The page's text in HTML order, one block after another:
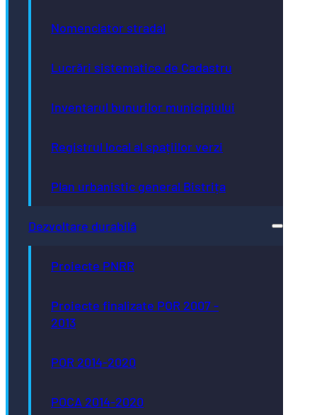
Nomenclator stradal
Lucrări sistematice de Cadastru
Inventarul bunurilor municipiului
Registrul local al spațiilor verzi
Plan urbanistic general Bistrița
Dezvoltare durabilă
Proiecte PNRR
Proiecte finalizate POR 2007 -
2013
POR 2014-2020
POCA 2014-2020